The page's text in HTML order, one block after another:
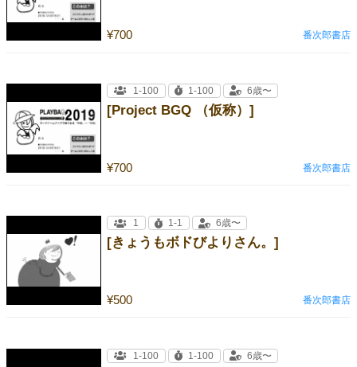
¥700 番次郎書店
[Project BGQ （仮称）]
¥700
1-100 1-100 6歳〜
番次郎書店
[きょうもボドびよりさん。]
¥500
1 1-1 6歳〜
番次郎書店
1-100 1-100 6歳〜